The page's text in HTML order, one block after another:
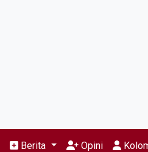
Berita Opini